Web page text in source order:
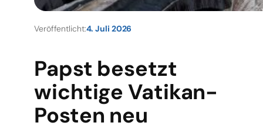
Veröffentlicht:4. Juli 2026
Papst besetzt
wichtige Vatikan-
Posten neu